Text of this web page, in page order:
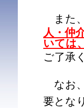
また
人・仲
いては
ご了承
なお
要とな